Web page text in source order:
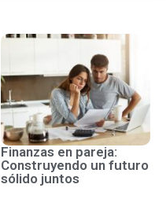
Finanzas en pareja:
Construyendo un futuro
sólido juntos